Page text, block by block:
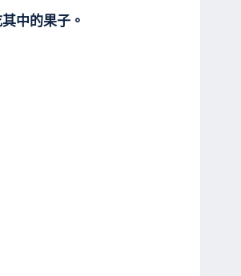
中的果子。